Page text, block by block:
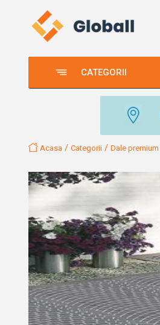
CATEGORII
Acasa /Categorii /Dale premium